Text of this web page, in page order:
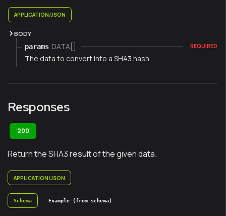
APPLICATION/JSON
BODY
params DATA[] REQUIRED
The data to convert into a SHA3 hash.
Responses
200
Return the SHA3 result of the given data.
APPLICATION/JSON
Schema Example (from schema)